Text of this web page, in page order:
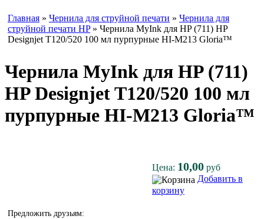
Главная » Чернила для струйной печати » Чернила для
струйной печати HP» Чернила MyInk для HP (711) HP
Designjet T120/520 100 мл пурпурные HI-M213 Gloria™
Чернила MyInk для HP (711)
HP Designjet T120/520 100 мл
пурпурные HI-M213 Gloria™
Цена: 10,00 руб
Добавить в
корзину
Предложить друзьям: